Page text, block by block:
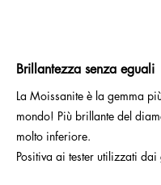
Brillantezza senza eguali
La Moissanite è la gemma
mondo! Più brillante del
molto inferiore.
Positiva ai tester utilizzati